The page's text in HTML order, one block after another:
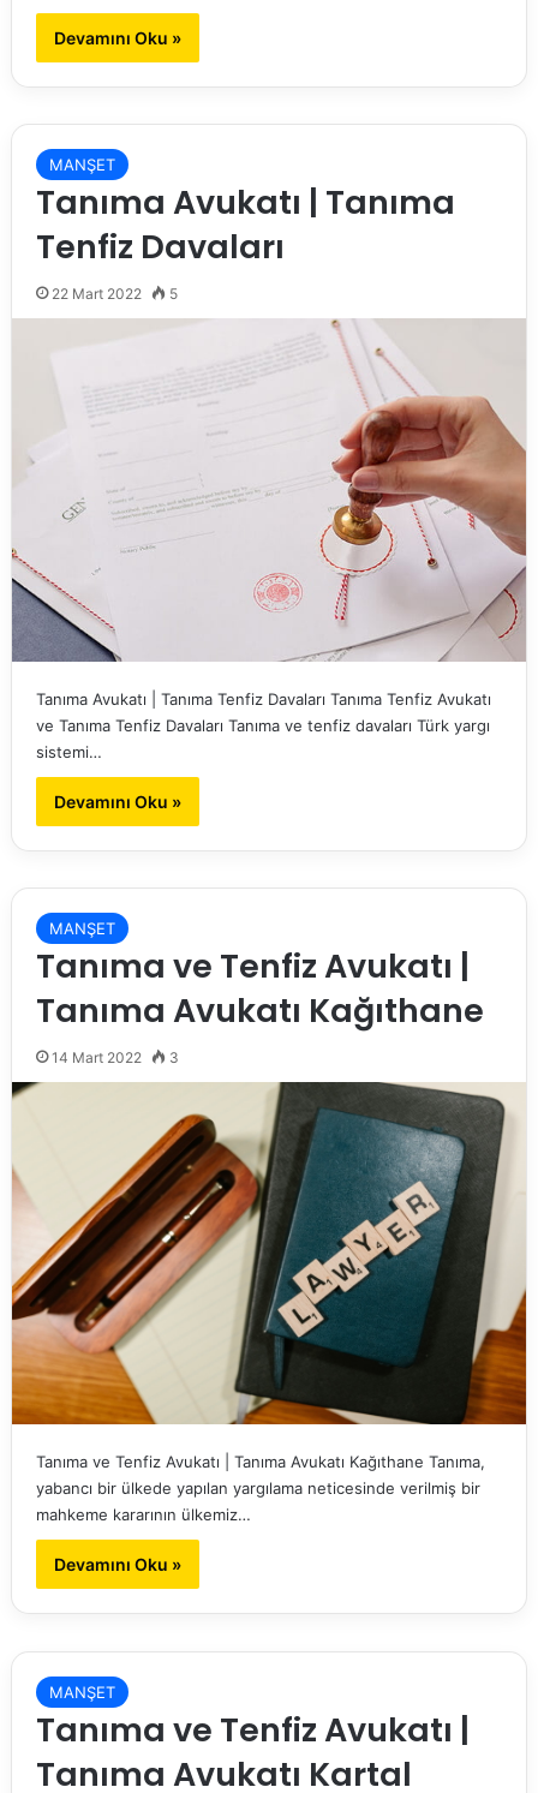
Devamını Oku »
MANŞET
Tanıma Avukatı | Tanıma
Tenfiz Davaları
22 Mart 2022 5
Tanıma Avukatı | Tanıma Tenfiz Davaları Tanıma Tenfiz Avukatı
ve Tanıma Tenfiz Davaları Tanıma ve tenfiz davaları Türk yargı
sistemi…
Devamını Oku »
MANŞET
Tanıma ve Tenfiz Avukatı |
Tanıma Avukatı Kağıthane
14 Mart 2022 3
Tanıma ve Tenfiz Avukatı | Tanıma Avukatı Kağıthane Tanıma,
yabancı bir ülkede yapılan yargılama neticesinde verilmiş bir
mahkeme kararının ülkemiz…
Devamını Oku »
MANŞET
Tanıma ve Tenfiz Avukatı |
Tanıma Avukatı Kartal